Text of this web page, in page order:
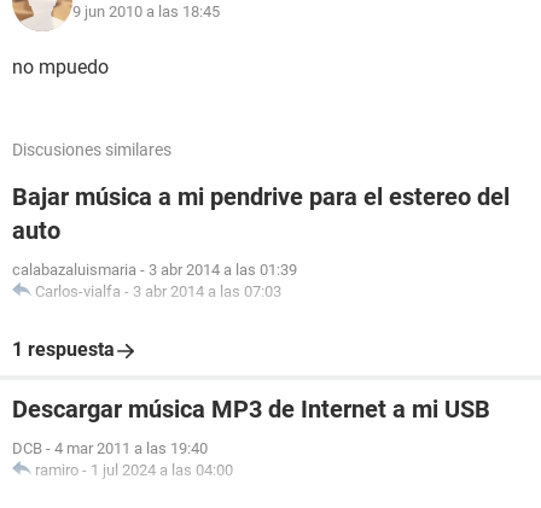
9 jun 2010 a las 18:45
no mpuedo
Discusiones similares
Bajar música a mi pendrive para el estereo del
auto
calabazaluismaria - 3 abr 2014 a las 01:39
Carlos-vialfa - 3 abr 2014 a las 07:03
1 respuesta
Descargar música MP3 de Internet a mi USB
DCB - 4 mar 2011 a las 19:40
ramiro - 1 jul 2024 a las 04:00